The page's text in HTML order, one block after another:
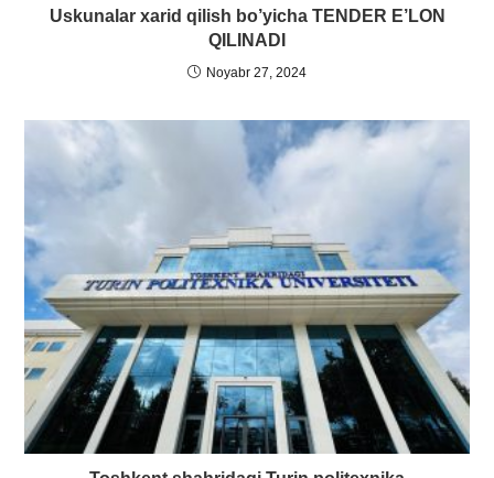
Uskunalar xarid qilish bo’yicha TENDER E’LON
QILINADI
Noyabr 27, 2024